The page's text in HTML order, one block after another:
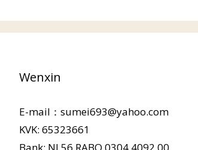
Wenxin
E-mail：sumei693@yahoo.com
KVK: 65323661
Bank: NL56 RABO 0304 4092 00